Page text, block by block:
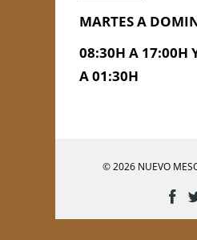
MARTES A
08:30H A 17:00H
A 01:30H
© 2026 NUEVO